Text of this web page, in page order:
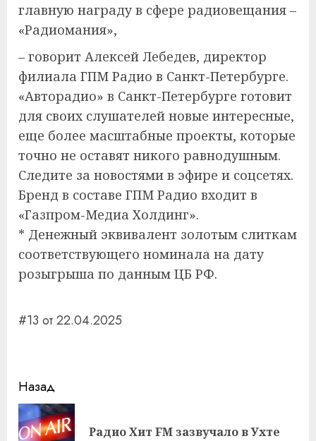
главную награду в сфере радиовещания –
«Радиомания»,
– говорит Алексей Лебедев, директор
филиала ГПМ Радио в Санкт-Петербурге.
«Авторадио» в Санкт-Петербурге готовит
для своих слушателей новые интересные,
еще более масштабные проекты, которые
точно не оставят никого равнодушным.
Следите за новостями в эфире и соцсетях.
Бренд в составе ГПМ Радио входит в
«Газпром-Медиа Холдинг».
* Денежный эквивалент золотым слиткам
соответствующего номинала на дату
розыгрыша по данным ЦБ РФ.
#13 от 22.04.2025
Навигация
записи
Назад
Радио Хит FM зазвучало в Ухте